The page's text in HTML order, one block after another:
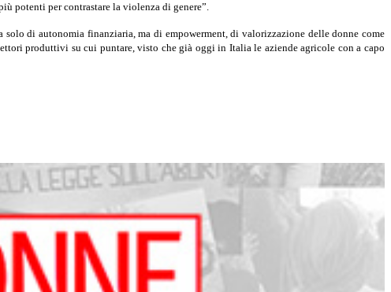
potenti per contrastare la violenza di genere”.
di autonomia finanziaria, ma di empowerment, di valorizzazione delle donne come
produttivi su cui puntare, visto che già oggi in Italia le aziende agricole con a capo